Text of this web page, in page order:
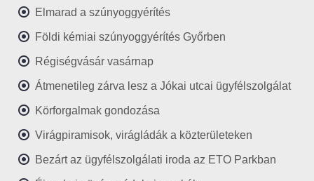
Elmarad a szúnyoggyérítés
Földi kémiai szúnyoggyérítés Győrben
Régiségvásár vasárnap
Átmenetileg zárva lesz a Jókai utcai ügyfélszolgálat
Körforgalmak gondozása
Virágpiramisok, virágládák a közterületeken
Bezárt az ügyfélszolgálati iroda az ETO Parkban